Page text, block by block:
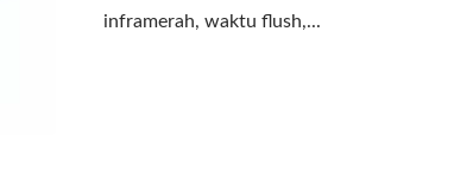
inframerah, waktu flush,...